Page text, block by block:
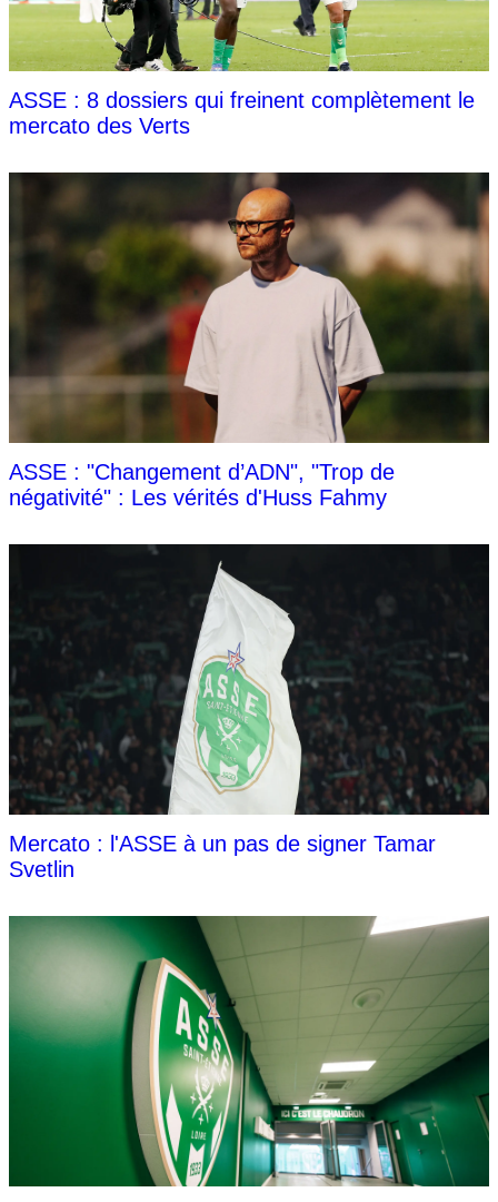
ASSE : 8 dossiers qui freinent complètement le
mercato des Verts
ASSE : "Changement d’ADN", "Trop de
négativité" : Les vérités d'Huss Fahmy
Mercato : l'ASSE à un pas de signer Tamar
Svetlin